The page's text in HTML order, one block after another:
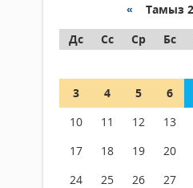
« Тамыз
Дс
Сс Ср Бс
3
4 5 6
10
11 12 13
17
18 19 20
24
25 26 27